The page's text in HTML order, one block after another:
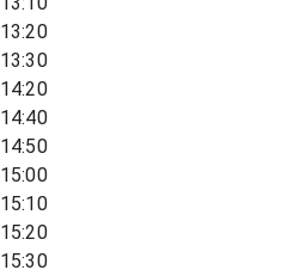
13:20
13:30
14:20
14:40
14:50
15:00
15:10
15:20
15:30